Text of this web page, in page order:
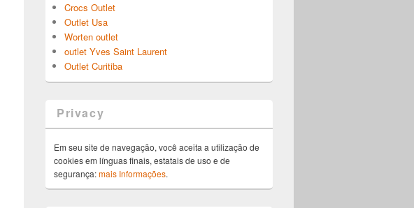
Crocs Outlet
Outlet Usa
Worten outlet
outlet Yves Saint Laurent
Outlet Curitiba
Privacy
Em seu site de navegação, você aceita a utilização de
cookies em línguas finais, estatais de uso e de
segurança:mais Informações.